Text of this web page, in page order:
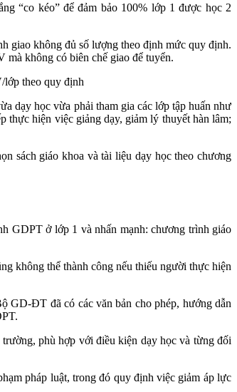
“co kéo” để đảm bảo 100% lớp 1 được học 2
giao không đủ số lượng theo định mức quy định.
không có biên chế giao để tuyển.
theo quy định
dạy học vừa phải tham gia các lớp tập huấn như
hiện việc giảng dạy, giảm lý thuyết hàn lâm;
sách giáo khoa và tài liệu dạy học theo chương
GDPT ở lớp 1 và nhấn mạnh: chương trình giáo
không thể thành công nếu thiếu người thực hiện
GD-ĐT đã có các văn bản cho phép, hướng dẫn
phù hợp với điều kiện dạy học và từng đối
pháp luật, trong đó quy định việc giảm áp lực